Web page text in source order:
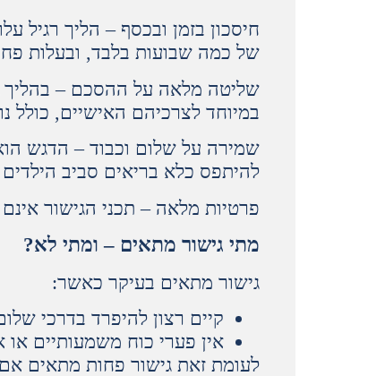
חיסכון בזמן ובכסף – הליך רגיל
של כמה שבועות בלבד, ובעלות
שליטה מלאה על ההסכם – בהליך
במיוחד לצרכיהם האישיים, כולל
שמירה על שלום וכבוד – הדגש
להיתפס כלא בריאים סביב
פרטיות מלאה – תכני הגישור
מתי גישור מתאים – ומתי לא?
גישור מתאים בעיקר כאשר:
קיים רצון להיפרד בדרכי
אין פערי כוח משמעותיים או
לעומת זאת גישור פחות מתאים